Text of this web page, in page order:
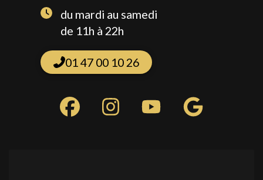
du mardi au samedi
de 11h à 22h
01 47 00 10 26